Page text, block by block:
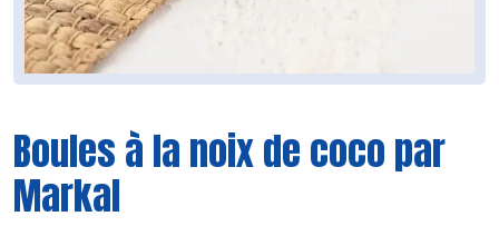
Boules à la noix de coco par
Markal